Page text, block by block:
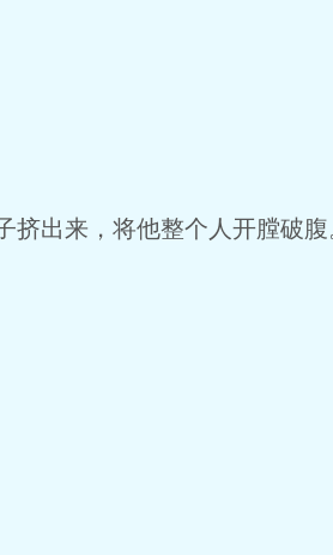
挤出来，将他整个人开膛破腹